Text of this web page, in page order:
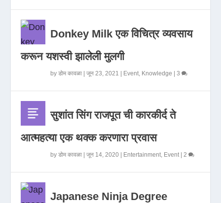
Donkey Milk एक विचित्र व्यवसाय
करून यशस्वी झालेली मुलगी
byडोम कावळा |जून 23, 2021 Event, Knowledge |3
सुशांत सिंग राजपूत ची कारकीर्द ते
आत्महत्या एक थक्क करणारा प्रवास
byडोम कावळा |जून 14, 2020 Entertainment, Event|2
Japanese Ninja Degree